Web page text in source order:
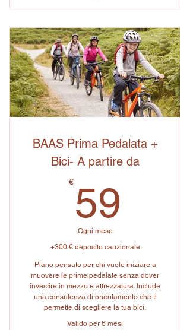
BAAS Prima Pedalata +
Bici- A partire da
€ 59
Ogni mese
+300 € deposito cauzionale
Piano pensato per chi vuole iniziare a
muovere le prime pedalate senza dover
investire in mezzo e attrezzatura. Include
una consulenza di orientamento che ti
permette di scegliere la tua bici.
Valido per 6 mesi